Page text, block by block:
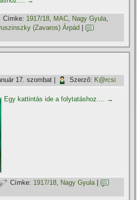
Címke: 1917/18, MAC, Nagy Gyula,
(Zavaros) Árpád
17. szombat Szerző: K@rcsi
Egy kattintás ide a folytatáshoz.... →
Címke: 1917/18, Nagy Gyula|